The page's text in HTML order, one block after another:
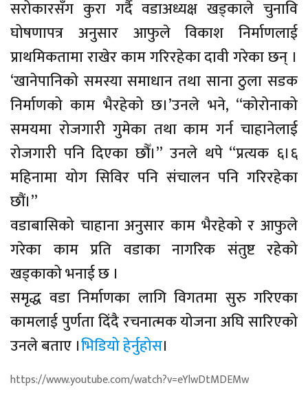
सरोकारसँग कुरा गर्दै वडाअध्यक्ष खड्काले चुनावि
घोषणापत्र अनुसार आफुले विकाश निर्माणलाई
प्राथमिकतामा राखेर काम गरिरहेका दावी गरेका छन् ।
‘खानेपानिको समस्या समाधान तथा साना ठुला सडक
निर्माणको काम भैरहेको छ।’उनले भने, ‘‘कोरोनाको
समयमा रोजगारी गुमेका तथा काम गर्न चाहानेलाई
रोजगारी पनि दिएका छौँ।’’ उनले थपे ‘‘प्रत्यक ६।६
महिनामा योग सिविर पनि संचालन पनि गरिरहेका
छौं।’’
वडाबासिको चाहाना अनुसार काम भैरहेको र आफुले
गरेका काम प्रति वडाका नागरिक संतुष्ट रहेको
खड्काको भनाई छ ।
समृद्ध वडा निर्माणका लागि विगतमा सुरु गरिएका
कामलाई पुर्णता दिंदै रचनात्मक योजना अघि सारिएको
उनले बताए ।भिडियो हेर्नुहोस।
https://www.youtube.com/watch?v=eYlwDtMDEMw